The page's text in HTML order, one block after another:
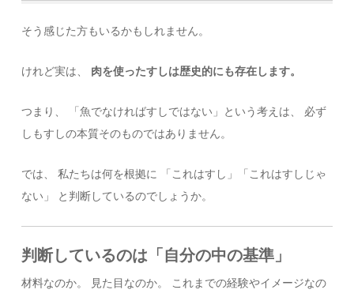
そう感じた方もいるかもしれません。
けれど実は、 肉を使ったすしは歴史的にも存在します。
つまり、 「魚でなければすしではない」という考えは、 必ず
しもすしの本質そのものではありません。
では、 私たちは何を根拠に 「これはすし」「これはすしじゃ
ない」 と判断しているのでしょうか。
判断しているのは「自分の中の基準」
材料なのか。 見た目なのか。 これまでの経験やイメージなの